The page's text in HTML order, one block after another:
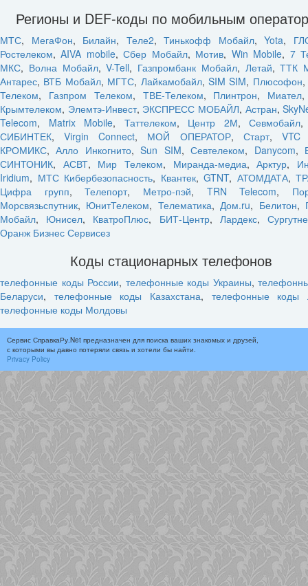
Регионы и DEF-коды по мобильным
МТС, МегаФон, Билайн, Теле2,Тинькофф Мобайл,Yota,
Ростелеком,AIVA mobile,Сбер Мобайл, Мотив, Win Mobile, 7
МКС, Волна Мобайл,V-Tell, Газпромбанк Мобайл, Летай,ТТК
Антарес, ВТБ Мобайл, МГТС, Лайкамобайл, SIM SIM, Плюсофон,
Телеком, Газпром Телеком, ТВЕ-Телеком, Плинтрон, Миател
Крымтелеком, Элемтэ-Инвест, ЭКСПРЕСС МОБАЙЛ, Астран,
Telecom, Matrix Mobile, Таттелеком, Центр 2М,Севмобайл
СИБИНТЕК,Virgin Connect, МОЙ ОПЕРАТОР, Старт, VTC
КРОМИКС,Алло Инкогнито,Sun SIM,Севтелеком, Danycom,
СИНТОНИК, АСВТ, Мир Телеком, Миранда-медиа,Арктур,
Iridium, МТС Кибербезопасность, Квантек, GTNT, АТОМДАТА,
Цифра групп,Телепорт, Метро-пэй, TRN Telecom,
Морсвязьспутник, ЮнитТелеком, Телематика,Дом.ru, Белитон,
Мобайл, Юнисел, КватроПлюс, БИТ-Центр, Лардекс,
Оранж Бизнес Сервисез
Коды стационарных телефонов
телефонные коды России, телефонные коды Украины,
Беларуси, телефонные коды Казахстана, телефонные коды
телефонные коды Молдовы
Сервис СправкаРу.Net предназначен для поиска ваших знакомых и друзей,
с которыми вы давно потеряли связь и хотели бы найти.
Privacy Policy